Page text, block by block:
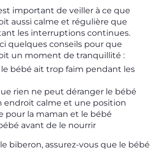
important de veiller à ce que
aussi calme et régulière que
les interruptions continues.
quelques conseils pour que
un moment de tranquillité :
bébé ait trop faim pendant les
rien ne peut déranger le bébé
endroit calme et une position
pour la maman et le bébé
avant de le nourrir
biberon, assurez-vous que le bébé